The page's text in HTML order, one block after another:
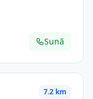
Sună
7.2 km